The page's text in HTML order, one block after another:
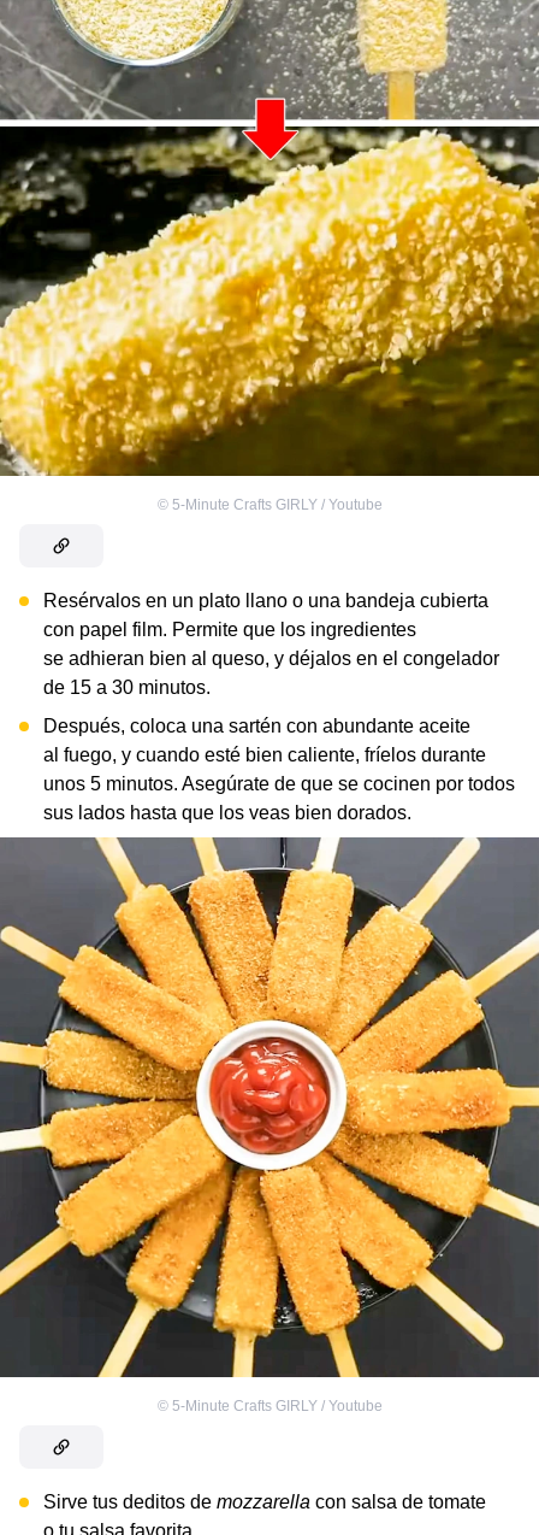
© 5-Minute Crafts GIRLY / Youtube
Resérvalos en un plato llano o una bandeja cubierta
con papel film. Permite que los ingredientes
se adhieran bien al queso, y déjalos en el congelador
de 15 a 30 minutos.
Después, coloca una sartén con abundante aceite
al fuego, y cuando esté bien caliente, fríelos durante
unos 5 minutos. Asegúrate de que se cocinen por todos
sus lados hasta que los veas bien dorados.
© 5-Minute Crafts GIRLY / Youtube
Sirve tus deditos de mozzarella con salsa de tomate
o tu salsa favorita.